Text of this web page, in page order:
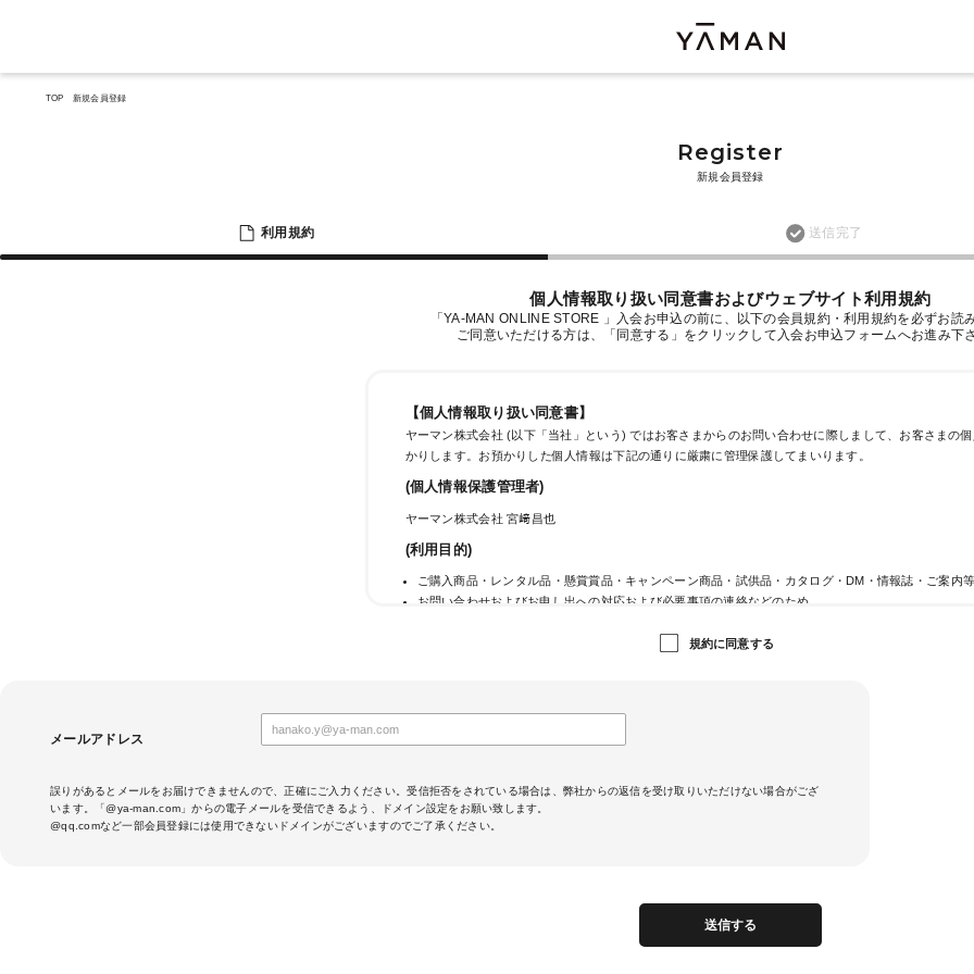
TOP 新規会員登録
Register
新規会員登録
利用規約 送信完了
個人情報取り扱い同意書およびウェブサイト利用規約
「YA-MAN ONLINE STORE 」入会お申込の前に、以下の会員規約・利用規約を必ずお読
ご同意いただける方は、「同意する」をクリックして入会お申込フォームへお進み下さ
【個人情報取り扱い同意書】
ヤーマン株式会社 (以下「当社」という) ではお客さまからのお問い合わせに際しまして、お客さまの
かりします。お預かりした個人情報は下記の通りに厳粛に管理保護してまいります。
(個人情報保護管理者)
ヤーマン株式会社 宮﨑昌也
(利用目的)
ご購入商品・レンタル品・懸賞賞品・キャンペーン商品・試供品・カタログ・DM・情報誌・ご案内
お問い合わせおよびお申し出への対応および必要事項の連絡などのため
当社のサービスのご案内、サポート情報の提供のため
当社では法律に基づく場合および次の場合を除き、お預かりしました個人情報は原則第三者への提供は
当社は、クレジットカード決済において、3Dセキュア2.0に対応し、クレジットカードの不正利用対策
す。そのため、当社がお客さまから収集したカード情報（カード名義・カード番号・有効期間）、メー
定することができないため、以下の個人情報保護措置に関する情報を把握して、ご提供することはでき
規約に同意する
メールアドレス
誤りがあるとメールをお届けできませんので、正確にご入力ください。受信拒否をされている場合は、弊社からの返信を受け取りいただけない場合がござ
います。「@ya-man.com」からの電子メールを受信できるよう、ドメイン設定をお願い致します。
@qq.comなど一部会員登録には使用できないドメインがございますのでご了承ください。
送信する